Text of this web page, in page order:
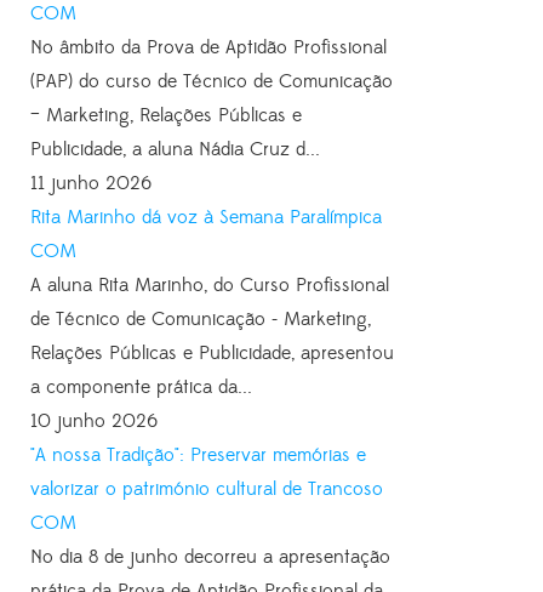
COM
No âmbito da Prova de Aptidão Profissional
(PAP) do curso de Técnico de Comunicação
– Marketing, Relações Públicas e
Publicidade, a aluna Nádia Cruz d...
11 junho 2026
Rita Marinho dá voz à Semana Paralímpica
COM
A aluna Rita Marinho, do Curso Profissional
de Técnico de Comunicação - Marketing,
Relações Públicas e Publicidade, apresentou
a componente prática da...
10 junho 2026
"A nossa Tradição": Preservar memórias e
valorizar o património cultural de Trancoso
COM
No dia 8 de junho decorreu a apresentação